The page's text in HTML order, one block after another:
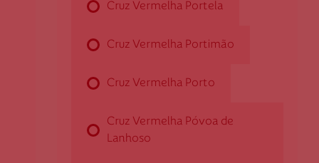
Rua da Casa Pia, n.º 23
dbeja@cruzvermelha.org.pt
Cruz Vermelha Boticas
Cruz Vermelha Portela
Cruz Vermelha Portimão
Cruz Vermelha Porto
Cruz Vermelha Póvoa de
Lanhoso